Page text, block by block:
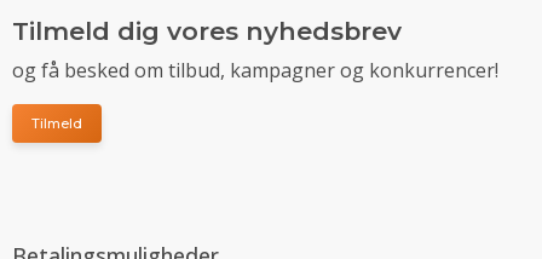
Tilmeld dig vores nyhedsbrev
og få besked om tilbud, kampagner og konkurrencer!
Tilmeld